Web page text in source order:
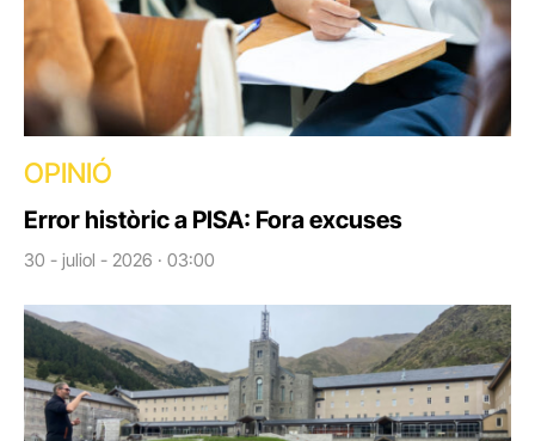
OPINIÓ
Error històric a PISA: Fora excuses
30 - juliol - 2026 · 03:00